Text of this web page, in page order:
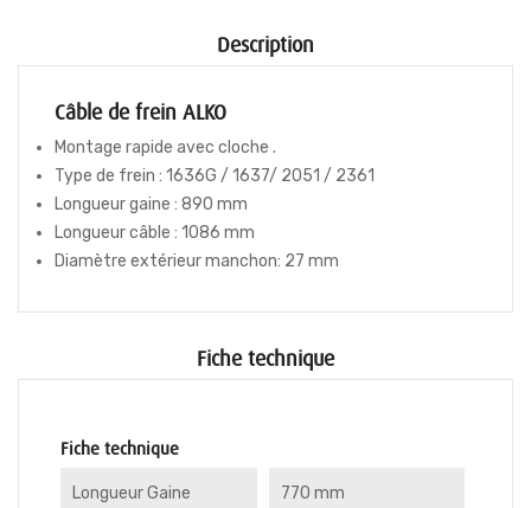
Description
Câble de frein ALKO
Montage rapide avec cloche .
Type de frein : 1636G / 1637/ 2051 / 2361
Longueur gaine : 890 mm
Longueur câble : 1086 mm
Diamètre extérieur manchon: 27 mm
Fiche technique
Fiche technique
Longueur Gaine 770 mm